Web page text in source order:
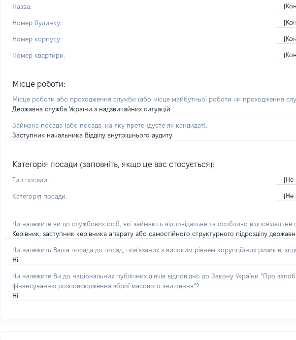
Назва:
Номер будинку:
Номер корпусу:
Номер квартири:
Місце роботи:
Місце роботи або проходження служби (або місце майбутньої роботи чи проходження
Державна служба України з надзвичайних ситуацій
Займана посада (або посада, на яку претендуєте як кандидат):
Заступник начальника Відділу внутрішнього аудиту
Категорія посади (заповніть, якщо це вас стосується):
Тип посади: [Не
Категорія посади: [Не
Чи належите ви до службових осіб, які займають відповідальне та особливо
Керівник, заступник керівника апарату або самостійного структурного підрозділу
Чи належить Ваша посада до посад, пов'язаних з високим рівнем корупційних ризиків,
Ні
Чи належите Ви до національних публічних діячів відповідно до Закону України “Про
фінансуванню розповсюдження зброї масового знищення”?
Ні